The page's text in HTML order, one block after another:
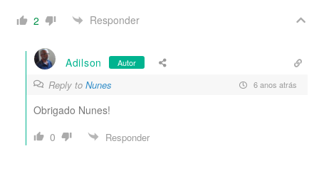
2
Responder
Adilson Autor
Reply to Nunes 6 anos atrás
Obrigado Nunes!
0
Responder